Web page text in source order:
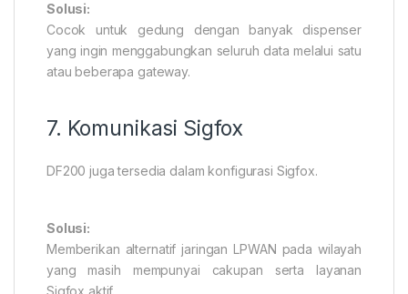
Solusi:
Cocok untuk gedung dengan banyak dispenser
yang ingin menggabungkan seluruh data melalui satu
atau beberapa gateway.
7. Komunikasi Sigfox
DF200 juga tersedia dalam konfigurasi Sigfox.
Solusi:
Memberikan alternatif jaringan LPWAN pada wilayah
yang masih mempunyai cakupan serta layanan